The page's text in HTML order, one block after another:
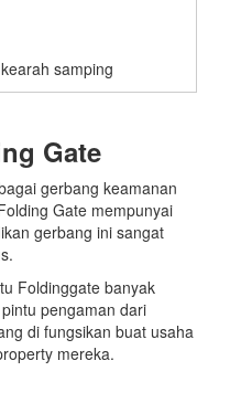
samping
Gate
gerbang keamanan
Gate mempunyai
gerbang ini sangat
Foldinggate banyak
pengaman dari
di fungsikan buat usaha
mereka.